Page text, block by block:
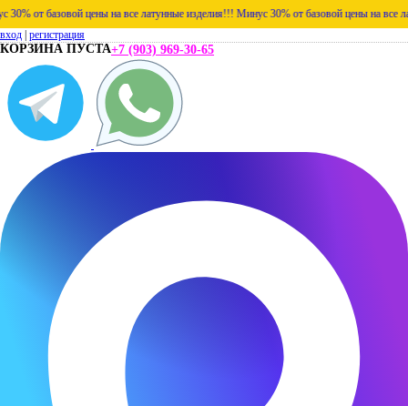
от базовой цены на все латунные изделия!!! Минус 30% от базовой цены на все
вход регистрация
КОРЗИНА ПУСТА+7 (903) 969-30-65